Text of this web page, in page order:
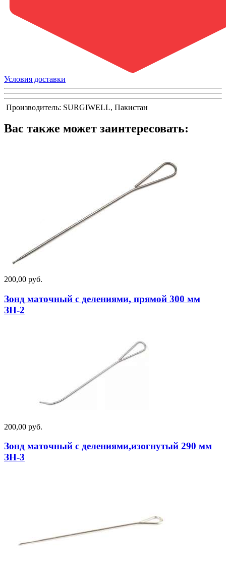
Условия доставки
Производитель: SURGIWELL, Пакистан
Вас также может заинтересовать:
200,00 руб.
Зонд маточный с делениями, прямой 300 мм
ЗН-2
200,00 руб.
Зонд маточный с делениями,изогнутый 290 мм
ЗН-3